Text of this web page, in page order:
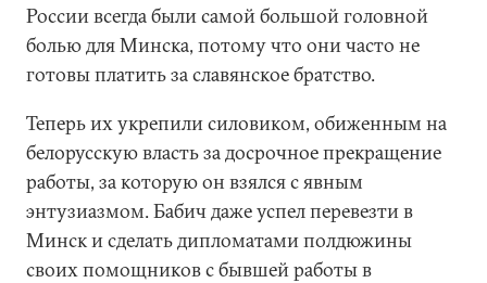
России всегда были самой большой головной
болью для Минска, потому что они часто не
готовы платить за славянское братство.
Теперь их укрепили силовиком, обиженным на
белорусскую власть за досрочное прекращение
работы, за которую он взялся с явным
энтузиазмом. Бабич даже успел перевезти в
Минск и сделать дипломатами полдюжины
своих помощников с бывшей работы в